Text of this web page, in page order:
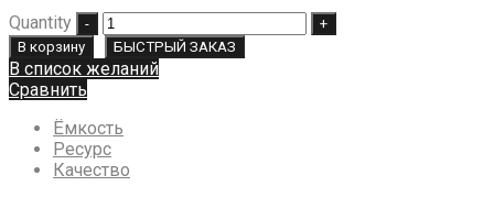
Quantity
В корзину БЫСТРЫЙ ЗАКАЗ
В список желаний
Сравнить
Ёмкость
Ресурс
Качество